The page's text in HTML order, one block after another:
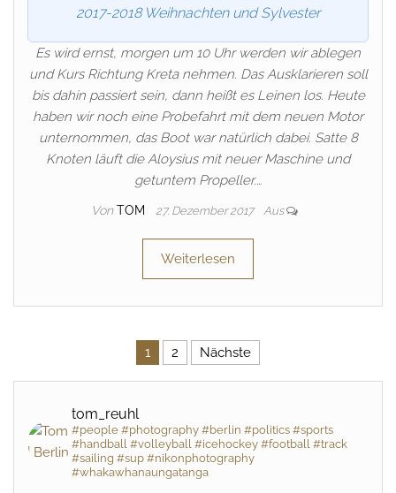
2017-2018 Weihnachten und Sylvester
Es wird ernst, morgen um 10 Uhr werden wir ablegen
und Kurs Richtung Kreta nehmen. Das Ausklarieren soll
bis dahin passiert sein, dann heißt es Leinen los. Heute
haben wir noch eine Probefahrt mit dem neuen Motor
unternommen, das Boot war natürlich dabei. Satte 8
Knoten läuft die Aloysius mit neuer Maschine und
getuntem Propeller.…
Von TOM 27. Dezember 2017 Aus
Weiterlesen
Beitragsnavigation
1 2 Nächste
tom_reuhl
#people #photography #berlin #politics #sports
#handball #volleyball #icehockey #football #track
#sailing #sup #nikonphotography
#whakawhanaungatanga